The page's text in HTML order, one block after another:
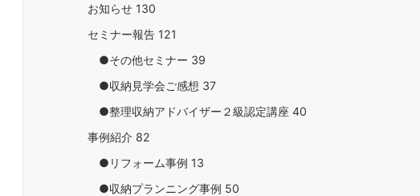
お知らせ 130
セミナー報告 121
●その他セミナー 39
●収納見学会ご感想 37
●整理収納アドバイザー２級認定講座 40
事例紹介 82
●リフォーム事例 13
●収納プランニング事例 50